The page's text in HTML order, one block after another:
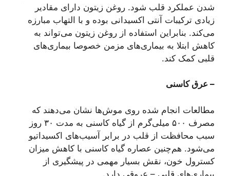
شدن عملکرد قلب شود. روغن زیتون دارای مقادیر
زیادی ترکیبات آنتی اکسیدانی بوده و با التهاب مبارزه
می‌کند. بنابراین استفاده از روغن زیتون می‌تواند به
کاهش ابتلا به بیماری‌های مزمن خصوصا بیماری‌های
قلبی کمک کند.
– عرق کاسنی
مطالعات انجام شده روی موش‌ها نشان می‌دهند که
مصرف ۵۰۰ میلی‌گرم از گیاه کاسنی به مدت ۳۰ روز
سبب محافظت از قلب در برابر آسیب‌های اکسیداتیو
می‌شود. هم‌چنین عصاره گیاه کاسنی با کاهش میزان
کسترول خون، نقش بسیار مهمی در پیشگیری از
بیماری‌های قلبی – عروقی دارد.